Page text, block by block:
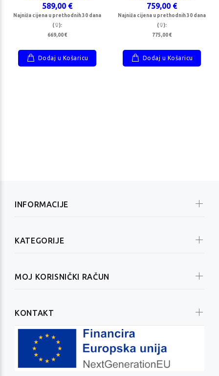
589,00 €
Najniža cijena u prethodnih 30 dana
(
):
669,00 €
Dodaj u Košaricu
759,00 €
Najniža cijena u prethodnih 30 dana
(
):
775,00 €
Dodaj u Košaricu
INFORMACIJE
KATEGORIJE
MOJ KORISNIČKI RAČUN
KONTAKT